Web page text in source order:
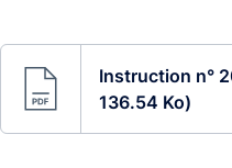
Instruction n°
136.54 Ko)